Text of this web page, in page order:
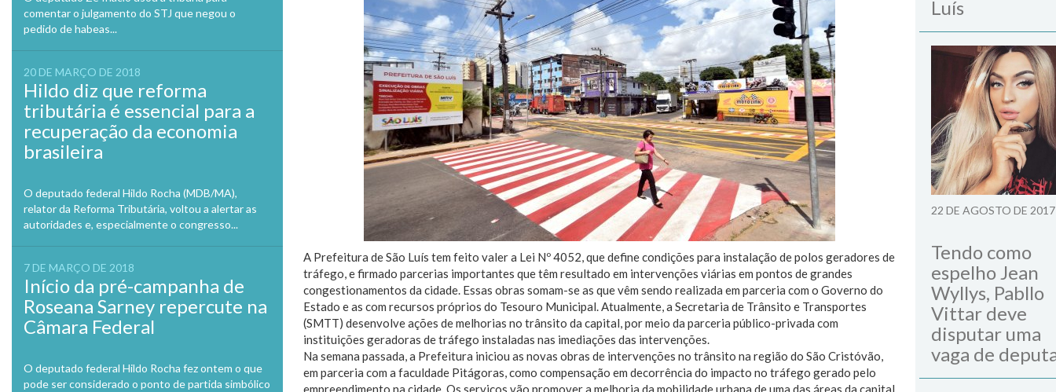
comentar o julgamento do STJ que negou o
pedido de habeas...
20 DE MARÇO DE 2018
Hildo diz que reforma
tributária é essencial para a
recuperação da economia
brasileira
O deputado federal Hildo Rocha (MDB/MA),
relator da Reforma Tributária, voltou a alertar as
autoridades e, especialmente o congresso...
7 DE MARÇO DE 2018
Início da pré-campanha de
Roseana Sarney repercute na
Câmara Federal
O deputado federal Hildo Rocha fez ontem o que
pode ser considerado o ponto de partida simbólico
A Prefeitura de São Luís tem feito valer a Lei Nº 4052, que define condições para instalação de polos geradores de
tráfego, e firmado parcerias importantes que têm resultado em intervenções viárias em pontos de grandes
congestionamentos da cidade. Essas obras somam-se as que vêm sendo realizada em parceria com o Governo do
Estado e as com recursos próprios do Tesouro Municipal. Atualmente, a Secretaria de Trânsito e Transportes
(SMTT) desenvolve ações de melhorias no trânsito da capital, por meio da parceria público-privada com
instituições geradoras de tráfego instaladas nas imediações das intervenções.
Na semana passada, a Prefeitura iniciou as novas obras de intervenções no trânsito na região do São Cristóvão,
em parceria com a faculdade Pitágoras, como compensação em decorrência do impacto no tráfego gerado pelo
empreendimento na cidade. Os serviços vão promover a melhoria da mobilidade urbana de uma das áreas da capital
Luís
22 DE AGOSTO DE 2017
Tendo como
espelho Jean
Wyllys, Pabllo
Vittar deve
disputar uma
vaga de